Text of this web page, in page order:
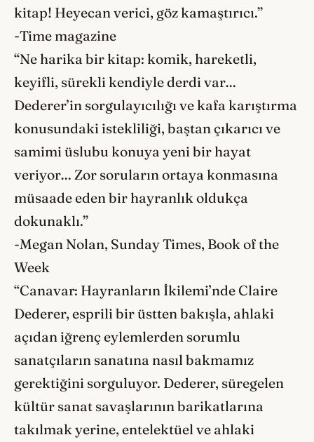
kitap! Heyecan verici, göz kamaştırıcı.”
-Time magazine
“Ne harika bir kitap: komik, hareketli,
keyifli, sürekli kendiyle derdi var…
Dederer’in sorgulayıcılığı ve kafa karıştırma
konusundaki istekliliği, baştan çıkarıcı ve
samimi üslubu konuya yeni bir hayat
veriyor… Zor soruların ortaya konmasına
müsaade eden bir hayranlık oldukça
dokunaklı.”
-Megan Nolan, Sunday Times, Book of the
Week
“Canavar: Hayranların İkilemi’nde Claire
Dederer, esprili bir üstten bakışla, ahlaki
açıdan iğrenç eylemlerden sorumlu
sanatçıların sanatına nasıl bakmamız
gerektiğini sorguluyor. Dederer, süregelen
kültür sanat savaşlarının barikatlarına
takılmak yerine, entelektüel ve ahlaki